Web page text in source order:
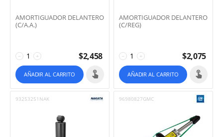
AMORTIGUADOR DELANTERO
(C/A.A.)
+
− $2,458
AÑADIR AL CARRITO
AMORTIGUADOR DELANTERO
(C/REG)
+
− $2,075
AÑADIR AL CARRITO
93253251NAK 96980827GMC